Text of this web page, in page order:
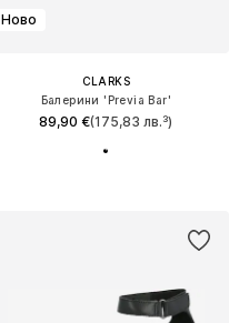
Ново
CLARKS
Балерини 'Previa Bar'
89,90 €(175,83 лв.³)